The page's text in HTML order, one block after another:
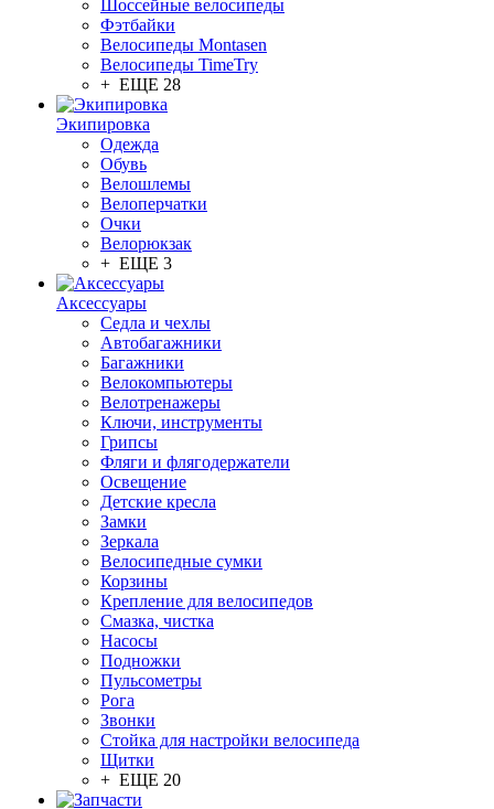
Шоссейные велосипеды
Фэтбайки
Велосипеды Montasen
Велосипеды TimeTry
+ ЕЩЕ 28
Экипировка
Одежда
Обувь
Велошлемы
Велоперчатки
Очки
Велорюкзак
+ ЕЩЕ 3
Аксессуары
Седла и чехлы
Автобагажники
Багажники
Велокомпьютеры
Велотренажеры
Ключи, инструменты
Грипсы
Фляги и флягодержатели
Освещение
Детские кресла
Замки
Зеркала
Велосипедные сумки
Корзины
Крепление для велосипедов
Смазка, чистка
Насосы
Подножки
Пульсометры
Рога
Звонки
Стойка для настройки велосипеда
Щитки
+ ЕЩЕ 20